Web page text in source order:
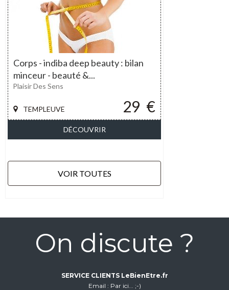
Corps - indiba deep beauty : bilan
minceur - beauté &...
29 €
TEMPLEUVE
Plaisir Des Sens
DÉCOUVRIR
VOIR TOUTES
On discute ?
SERVICE CLIENTS LeBienEtre.fr
Email
Par ici... ;-)